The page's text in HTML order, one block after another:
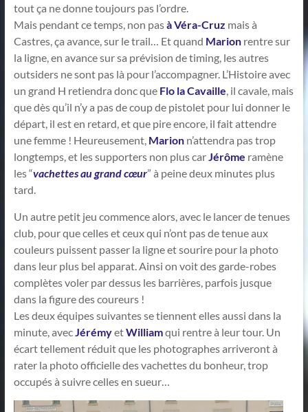
tout ça ne donne toujours pas l’ordre.
Mais pendant ce temps, non pasà Véra-Cruz mais à
Castres, ça avance, sur le trail… Et quand Marionrentre sur
la ligne, en avance sur sa prévision de timing, les autres
outsiders ne sont pas là pour l’accompagner. L’Histoire avec
un grand H retiendra donc que Flo la Cavaille, il cavale, mais
que dès qu’il n’y a pas de coup de pistolet pour lui donner le
départ, il est en retard, et que pire encore, il fait attendre
une femme ! Heureusement, Marionn’attendra pas trop
longtemps, et les supporters non plus carJérôme ramène
les “vachettes au grand cœur” à peine deux minutes plus
tard.
Un autre petit jeu commence alors, avec le lancer de tenues
club, pour que celles et ceux qui n’ont pas de tenue aux
couleurs puissent passer la ligne et sourire pour la photo
dans leur plus bel apparat. Ainsi on voit des garde-robes
complètes voler par dessus les barrières, parfois jusque
dans la figure des coureurs !
Les deux équipes suivantes se tiennent elles aussi dans la
minute, avecJérémyetWilliamqui rentre à leur tour. Un
écart tellement réduit que les photographes arriveront à
rater la photo officielle des vachettes du bonheur, trop
occupés à suivre celles en sueur…